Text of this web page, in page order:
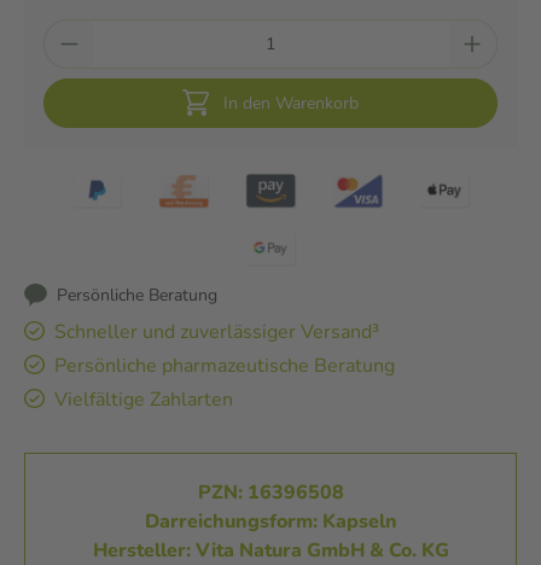
In den Warenkorb
Persönliche Beratung
Schneller und zuverlässiger Versand³
Persönliche pharmazeutische Beratung
Vielfältige Zahlarten
PZN: 16396508
Darreichungsform: Kapseln
Hersteller: Vita Natura GmbH & Co. KG